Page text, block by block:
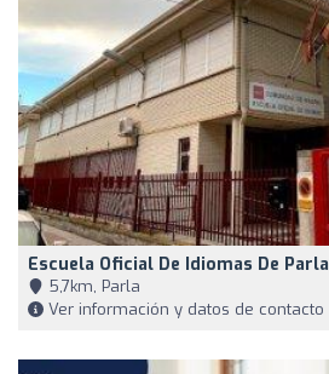
Escuela Oficial De Idiomas De Parla
5,7km, Parla
Ver información y datos de contacto